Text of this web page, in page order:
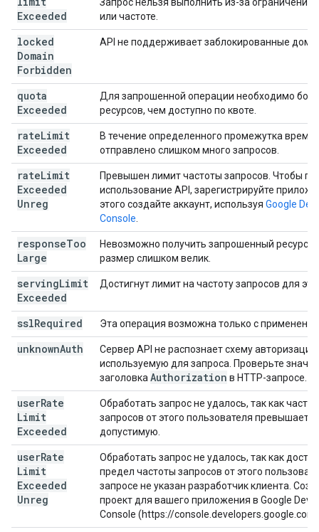
Exceeded
или частоте.
locked
Domain
Forbidden
API не поддерживает заблокированные
quota
Exceeded
Для запрошенной операции необходимо
ресурсов, чем доступно по квоте.
rateLimit
Exceeded
В течение определенного промежутка
отправлено слишком много запросов.
rateLimit
Exceeded
Unreg
Превышен лимит частоты запросов. Чтобы
использование API, зарегистрируйте
этого создайте аккаунт, используя Google
Console
responseToo
Large
Невозможно получить запрошенный ресурс,
размер слишком велик.
servingLimit
Exceeded
Достигнут лимит на частоту запросов для
sslRequired Эта операция возможна только с
unknownAuth
Сервер API не распознает схему авторизации,
используемую для запроса. Проверьте
заголовка Authorization в HTTP-запросе.
userRate
Limit
Exceeded
Обработать запрос не удалось, так как
запросов от этого пользователя превышает
допустимую.
userRate
Limit
Exceeded
Unreg
Обработать запрос не удалось, так как
предел частоты запросов от этого
запросе не указан разработчик клиента.
проект для вашего приложения в Google
Console (https://